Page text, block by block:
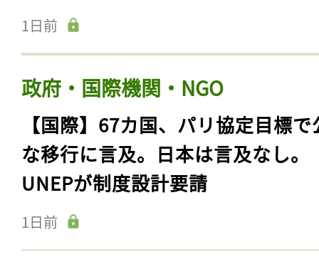
1日前
政府・国際機関・NGO
【国際】67カ国、パリ協定目標で
な移行に言及。日本は言及なし。
UNEPが制度設計要請
1日前